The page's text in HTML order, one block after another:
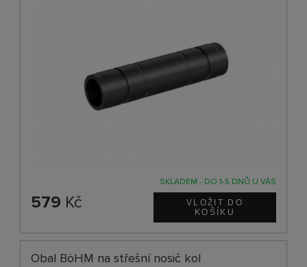
SKLADEM - DO 1-5 DNŮ U VÁS
579 Kč
Obal BöHM na střešní nosič kol